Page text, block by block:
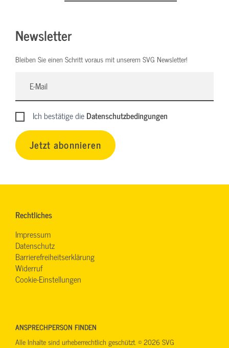
Newsletter
Bleiben Sie einen Schritt voraus mit unserem SVG Newsletter!
Ich bestätige dieDatenschutzbedingungen
Jetzt abonnieren
Rechtliches
Impressum
Datenschutz
Barrierefreiheitserklärung
Widerruf
Cookie-Einstellungen
ANSPRECHPERSON FINDEN
Alle Inhalte sind urheberrechtlich geschützt. © 2026 SVG